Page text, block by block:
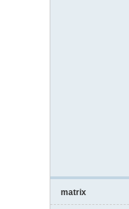
matrix